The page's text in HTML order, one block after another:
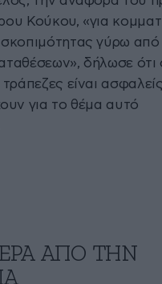
Κούκου, «για
σκοπιμότητας γύρω από
δήλωσε ότι
είναι
για το θέμα αυτό
ΑΠΟ ΤΗΝ